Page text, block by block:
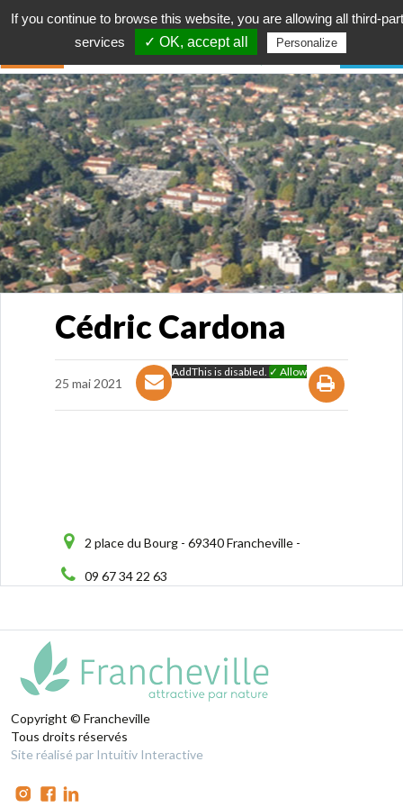
Cédric Cardona
25 mai 2021
AddThis is disabled. ✓ Allow
2 place du Bourg - 69340 Francheville -
09 67 34 22 63
Copyright © Francheville
Tous droits réservés
Site réalisé par Intuitiv Interactive
If you continue to browse this website, you are allowing all third-
services
✓ OK, accept all Personalize